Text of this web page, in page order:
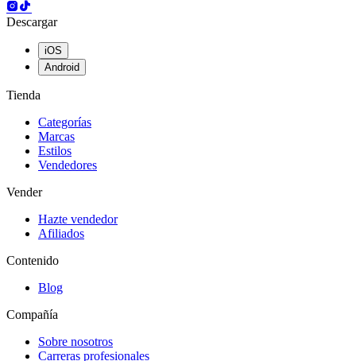
Descargar
iOS
Android
Tienda
Categorías
Marcas
Estilos
Vendedores
Vender
Hazte vendedor
Afiliados
Contenido
Blog
Compañía
Sobre nosotros
Carreras profesionales